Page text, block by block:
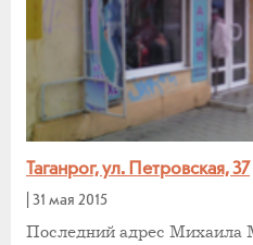
Таганрог, ул. Петровская, 37
31 мая 2015
Последний адрес Михаила